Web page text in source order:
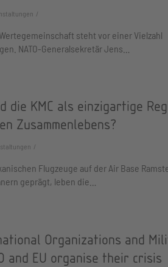
steht vor einer Vielzahl
NATO-Generalsekretär Jens…
die KMC als einzigartige
Zusammenlebens?
Flugzeuge auf der Air Base
geprägt, leben die…
Organizations and
and EU organise their crisis